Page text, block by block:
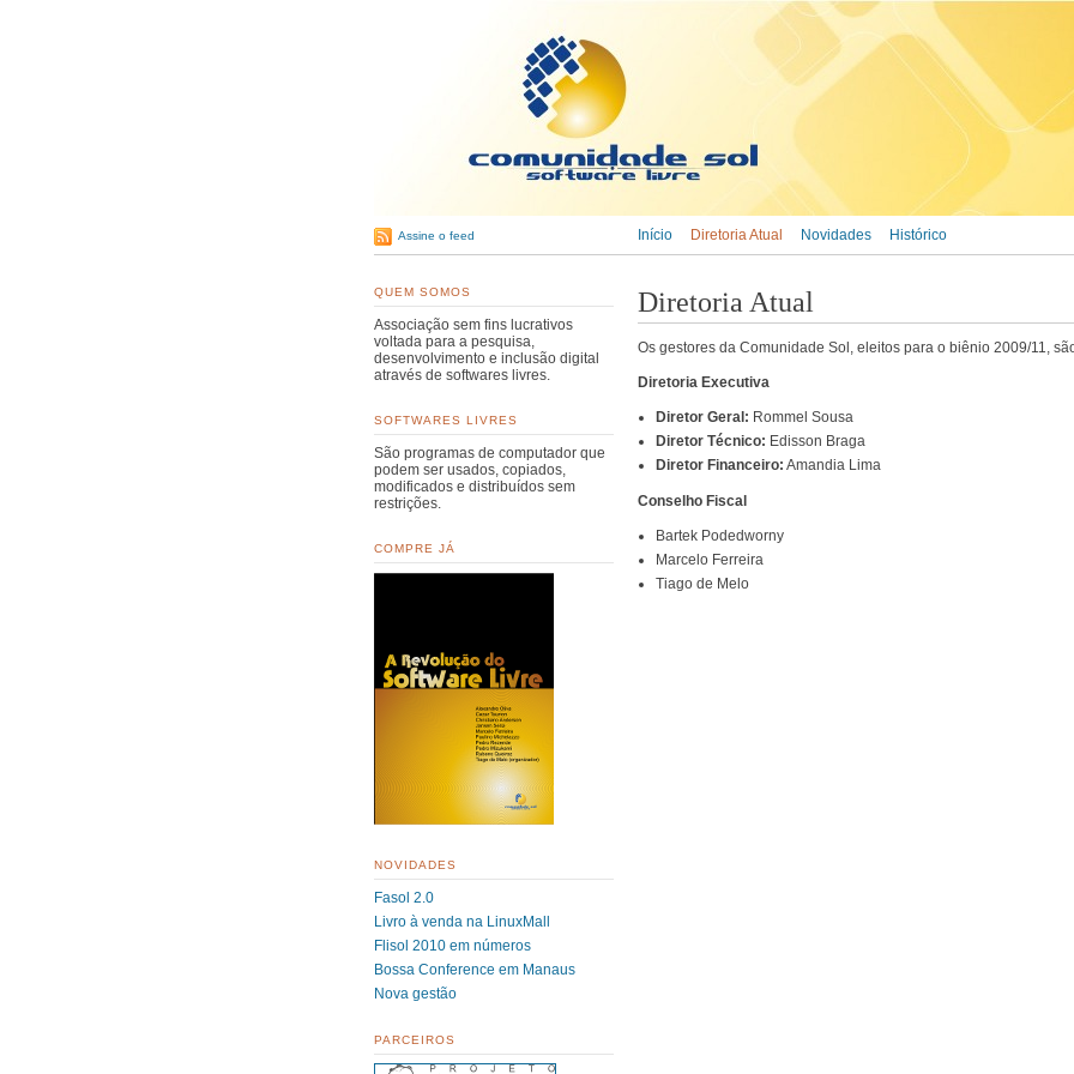
Início Diretoria Atual Novidades Histórico
Assine o feed
Diretoria Atual
Os gestores da Comunidade Sol, eleitos para o biênio 2009/11,
Diretoria Executiva
Diretor Geral: Rommel Sousa
Diretor Técnico: Edisson Braga
Diretor Financeiro: Amandia Lima
Conselho Fiscal
Bartek Podedworny
Marcelo Ferreira
Tiago de Melo
QUEM SOMOS
Associação sem fins lucrativos
voltada para a pesquisa,
desenvolvimento e inclusão digital
através de softwares livres.
SOFTWARES LIVRES
São programas de computador que
podem ser usados, copiados,
modificados e distribuídos sem
restrições.
COMPRE JÁ
NOVIDADES
Fasol 2.0
Livro à venda na LinuxMall
Flisol 2010 em números
Bossa Conference em Manaus
Nova gestão
PARCEIROS